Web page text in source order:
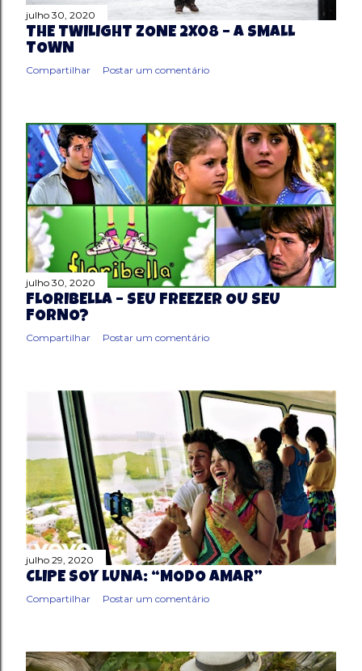
julho 30, 2020
THE TWILIGHT ZONE 2X08 – A SMALL
TOWN
Compartilhar Postar um comentário
julho 30, 2020
FLORIBELLA – SEU FREEZER OU SEU
FORNO?
Compartilhar Postar um comentário
julho 29, 2020
CLIPE SOY LUNA: “MODO AMAR”
Compartilhar Postar um comentário